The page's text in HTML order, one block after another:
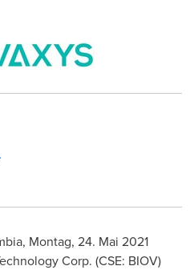
, Montag, 24. Mai 2021
Corp. (CSE: BIOV)